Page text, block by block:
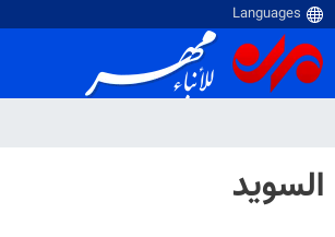
السويد